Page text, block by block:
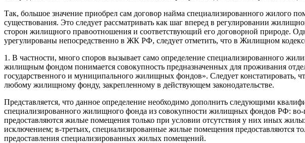
Так, большое значение приобрел сам договор найма специализированного жилого
существования. Это следует рассматривать как шаг вперед в регулировании
сторон жилищного правоотношения и соответствующий его договорной природе.
урегулированы непосредственно в ЖК РФ, следует отметить, что в Жилищном
1. В частности, много споров вызывает само определение специализированного
жилищным фондом понимается совокупность предназначенных для проживания
государственного и муниципального жилищных фондов». Следует констатировать,
любому жилищному фонду, закрепленному в действующем законодательстве.
Представляется, что данное определение необходимо дополнить следующими
специализированного жилищного фонда из совокупности жилищных фондов РФ:
предоставляются жилые помещения только при условии отсутствия у них иных
исключением; в-третьих, специализированные жилые помещения предоставляются
предоставления специализированных жилых помещений.